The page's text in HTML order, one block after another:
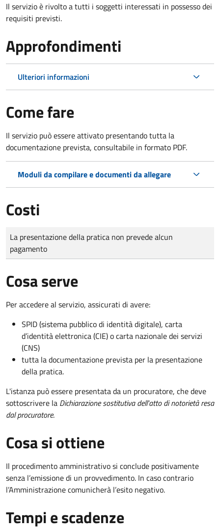
Il servizio è rivolto a tutti i soggetti interessati in possesso dei
requisiti previsti.
Approfondimenti
Ulteriori informazioni
Come fare
Il servizio può essere attivato presentando tutta la
documentazione prevista, consultabile in formato PDF.
Moduli da compilare e documenti da allegare
Costi
Tipo di pagamento
Importo
La presentazione della pratica non prevede alcun
pagamento
Cosa serve
Per accedere al servizio, assicurati di avere:
SPID (sistema pubblico di identità digitale), carta
d’identità elettronica (CIE) o carta nazionale dei servizi
(CNS)
tutta la documentazione prevista per la presentazione
della pratica.
L'istanza può essere presentata da un procuratore, che deve
sottoscrivere la Dichiarazione sostitutiva dell'atto di notorietà resa
dal procuratore.
Cosa si ottiene
Il procedimento amministrativo si conclude positivamente
senza l’emissione di un provvedimento. In caso contrario
l’Amministrazione comunicherà l’esito negativo.
Tempi e scadenze